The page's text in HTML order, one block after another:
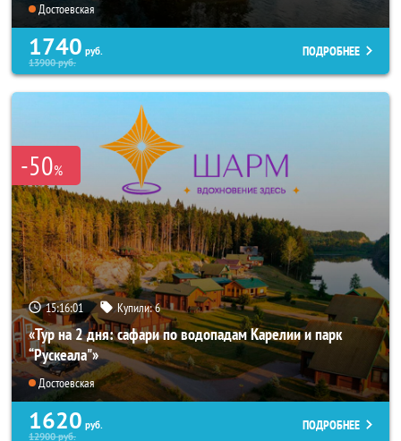
Достоевская
1740 руб.
13900руб.
ПОДРОБНЕЕ
-50%
15:16:00 Купили:6
«Тур на 2 дня: сафари по водопадам Карелии и парк
“Рускеала"»
Достоевская
1620 руб.
12900руб.
ПОДРОБНЕЕ